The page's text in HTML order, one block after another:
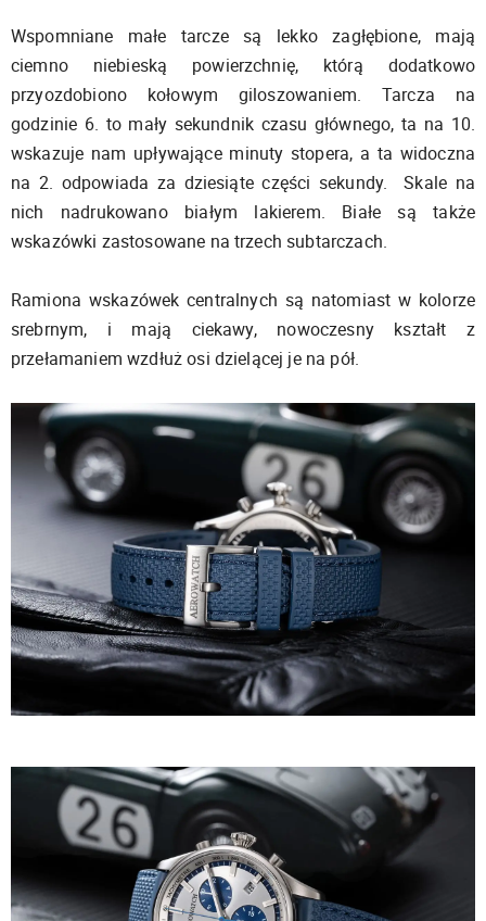
Wspomniane małe tarcze są lekko zagłębione, mają
ciemno niebieską powierzchnię, którą dodatkowo
przyozdobiono kołowym giloszowaniem. Tarcza na
godzinie 6. to mały sekundnik czasu głównego, ta na 10.
wskazuje nam upływające minuty stopera, a ta widoczna
na 2. odpowiada za dziesiąte części sekundy. Skale na
nich nadrukowano białym lakierem. Białe są także
wskazówki zastosowane na trzech subtarczach.
Ramiona wskazówek centralnych są natomiast w kolorze
srebrnym, i mają ciekawy, nowoczesny kształt z
przełamaniem wzdłuż osi dzielącej je na pół.